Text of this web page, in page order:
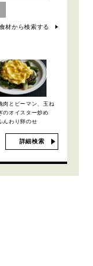
材から検索する
肉とピーマン、玉ね
のオイスター炒め
ふんわり卵のせ
詳細検索